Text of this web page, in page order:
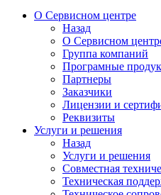
О Сервисном центре
Назад
О Сервисном
Группа компаний
Програмные
Партнеры
Заказчики
Лицензии и
Реквизиты
Услуги и решения
Назад
Услуги и решения
Совместная
Техническая